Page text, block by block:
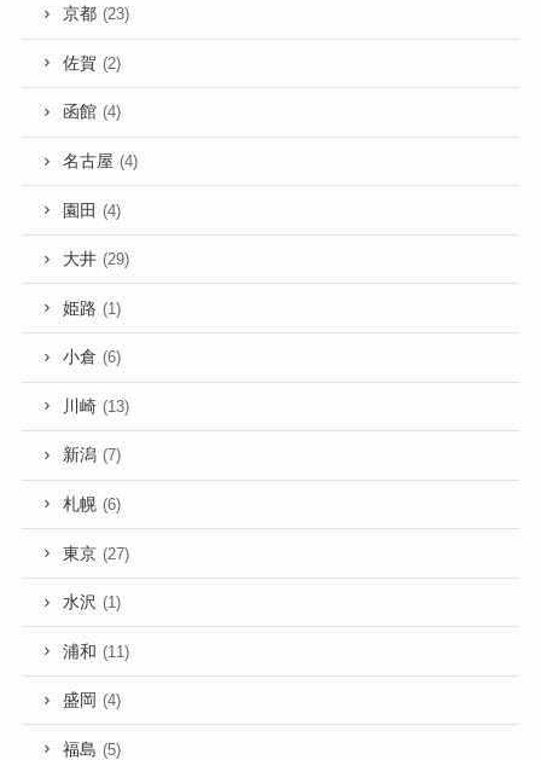
京都 (23)
佐賀 (2)
函館 (4)
名古屋 (4)
園田 (4)
大井 (29)
姫路 (1)
小倉 (6)
川崎 (13)
新潟 (7)
札幌 (6)
東京 (27)
水沢 (1)
浦和 (11)
盛岡 (4)
福島 (5)